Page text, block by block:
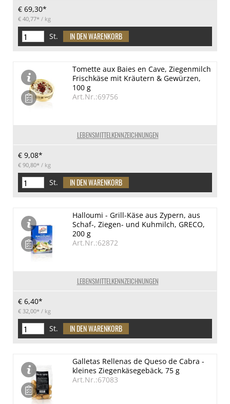
€ 69,30*
€ 40,77* / kg
St.
LEBENSMITTELKENNZEICHNUNGEN
Tomette aux Baies en Cave, Ziegenmilch
Frischkäse mit Kräutern & Gewürzen,
100 g
Art.Nr.:69756
€ 9,08*
€ 90,80* / kg
St.
LEBENSMITTELKENNZEICHNUNGEN
Halloumi - Grill-Käse aus Zypern, aus
Schaf-, Ziegen- und Kuhmilch, GRECO,
200 g
Art.Nr.:62872
€ 6,40*
€ 32,00* / kg
St.
Galletas Rellenas de Queso de Cabra -
kleines Ziegenkäsegebäck, 75 g
Art.Nr.:67083